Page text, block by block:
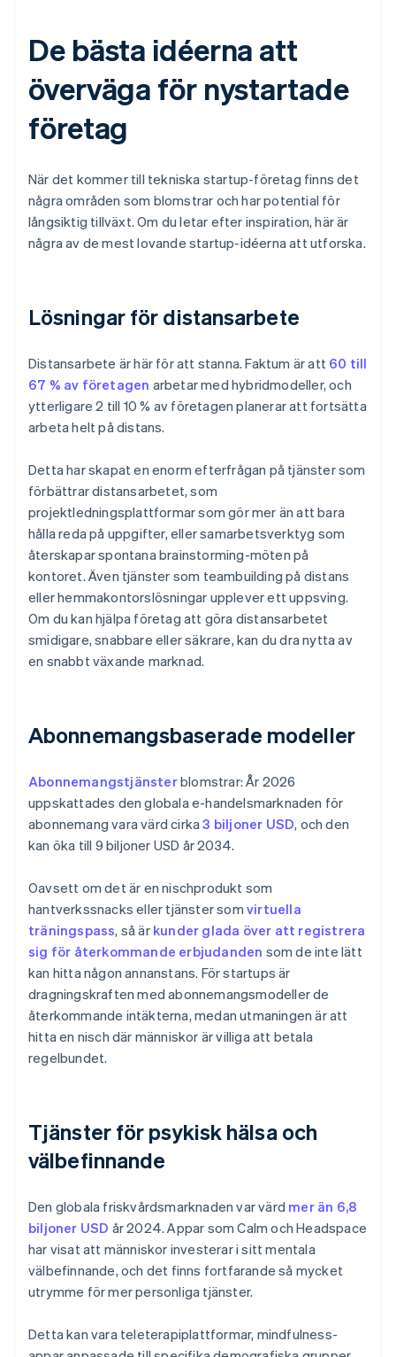
De bästa idéerna att
överväga för nystartade
företag
När det kommer till tekniska startup-företag finns det
några områden som blomstrar och har potential för
långsiktig tillväxt. Om du letar efter inspiration, här är
några av de mest lovande startup-idéerna att utforska.
Lösningar för distansarbete
Distansarbete är här för att stanna. Faktum är att 60 till
67 % av företagen arbetar med hybridmodeller, och
ytterligare 2 till 10 % av företagen planerar att fortsätta
arbeta helt på distans.
Detta har skapat en enorm efterfrågan på tjänster som
förbättrar distansarbetet, som
projektledningsplattformar som gör mer än att bara
hålla reda på uppgifter, eller samarbetsverktyg som
återskapar spontana brainstorming-möten på
kontoret. Även tjänster som teambuilding på distans
eller hemmakontorslösningar upplever ett uppsving.
Om du kan hjälpa företag att göra distansarbetet
smidigare, snabbare eller säkrare, kan du dra nytta av
en snabbt växande marknad.
Abonnemangsbaserade modeller
Abonnemangstjänsterblomstrar: År 2026
uppskattades den globala e-handelsmarknaden för
abonnemang vara värd cirka3 biljoner USD, och den
kan öka till 9 biljoner USD år 2034.
Oavsett om det är en nischprodukt som
hantverkssnacks eller tjänster som virtuella
träningspass, så är kunder glada över att registrera
sig för återkommande erbjudanden som de inte lätt
kan hitta någon annanstans. För startups är
dragningskraften med abonnemangsmodeller de
återkommande intäkterna, medan utmaningen är att
hitta en nisch där människor är villiga att betala
regelbundet.
Tjänster för psykisk hälsa och
välbefinnande
Den globala friskvårdsmarknaden var värd mer än 6,8
biljoner USD år 2024. Appar som Calm och Headspace
har visat att människor investerar i sitt mentala
välbefinnande, och det finns fortfarande så mycket
utrymme för mer personliga tjänster.
Detta kan vara teleterapiplattformar, mindfulness-